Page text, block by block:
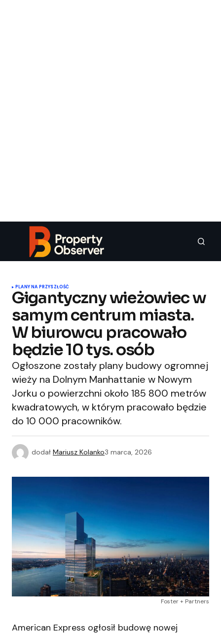
PLANY NA PRZYSZŁOŚĆ
Gigantyczny wieżowiec w
samym centrum miasta.
W biurowcu pracowało
będzie 10 tys. osób
Ogłoszone zostały plany budowy ogromnej
wieży na Dolnym Manhattanie w Nowym
Jorku o powierzchni około 185 800 metrów
kwadratowych, w którym pracowało będzie
do 10 000 pracowników.
dodał Mariusz Kolanko3 marca, 2026
Foster + Partners
American Express ogłosił budowę nowej